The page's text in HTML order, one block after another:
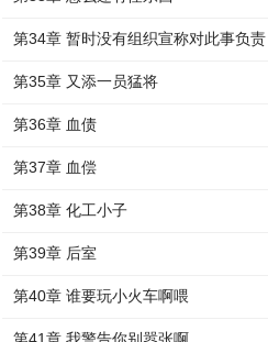
第34章 暂时没有组织宣称对此事负责
第35章 又添一员猛将
第36章 血债
第37章 血偿
第38章 化工小子
第39章 后室
第40章 谁要玩小火车啊喂